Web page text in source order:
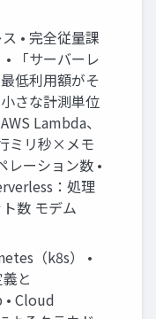
• 完全従量課
「サーバーレ
低利用額がそ
さな計測単位
Lambda、
ミリ秒×メモ
レーション数 •
：処理
数 モデム
（k8s） •
と
Cloud